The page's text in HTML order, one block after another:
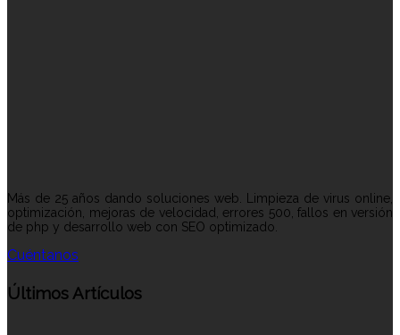
Más de 25 años dando soluciones web. Limpieza de virus online,
optimización, mejoras de velocidad, errores 500, fallos en versión
de php y desarrollo web con SEO optimizado.
Cuéntanos
Últimos Artículos